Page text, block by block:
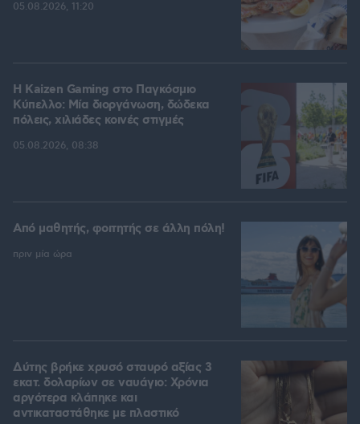
05.08.2026, 11:20
H Kaizen Gaming στο Παγκόσμιο
Kύπελλο: Μία διοργάνωση, δώδεκα
πόλεις, χιλιάδες κοινές στιγμές
05.08.2026, 08:38
Από μαθητής, φοιτητής σε άλλη πόλη!
πριν μία ώρα
Δύτης βρήκε χρυσό σταυρό αξίας 3
εκατ. δολαρίων σε ναυάγιο: Χρόνια
αργότερα κλάπηκε και
αντικαταστάθηκε με πλαστικό